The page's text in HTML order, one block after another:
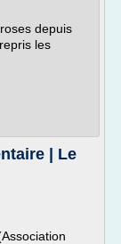
depuis
les
| Le